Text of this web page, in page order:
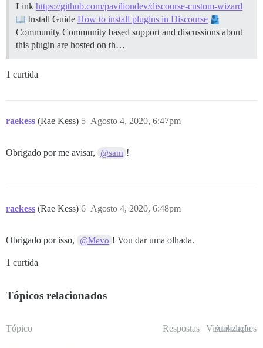
Link https://github.com/paviliondev/discourse-custom-wizard
Install Guide How to install plugins in Discourse
Community Community based support and discussions about
this plugin are hosted on th…
1 curtida
raekess (Rae Kess) Agosto 4, 2020, 6:47pm
5
Obrigado por me avisar, @sam !
raekess (Rae Kess) Agosto 4, 2020, 6:48pm
6
Obrigado por isso, @Mevo ! Vou dar uma olhada.
1 curtida
Tópicos relacionados
Tópico Respostas Visualizações
Atividade